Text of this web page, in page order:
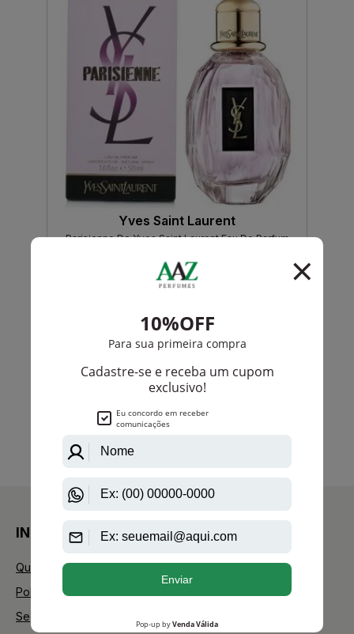
Yves Saint Laurent
Parisienne De Yves Saint Laurent Eau De Parfum
Ok
anterior
INSTITUCIONAL
Quem Somos
Política de Privacidade
Segurança